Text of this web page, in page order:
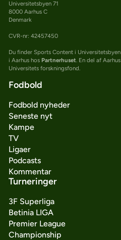
Universitetsbyen 71
8000 Aarhus C
Denmark
CVR-nr: 42457450
Du finder Sports Content i Universitetsbyen
i Aarhus hos Partnerhuset. En del af Aarhus
Universitets forskningsfond.
Fodbold
Fodbold nyheder
Seneste nyt
Kampe
TV
Ligaer
Podcasts
Kommentar
Turneringer
3F Superliga
Betinia LIGA
Premier League
Championship